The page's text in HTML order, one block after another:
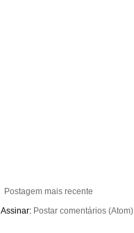
Postagem mais recente
Assinar: Postar comentários (Atom)